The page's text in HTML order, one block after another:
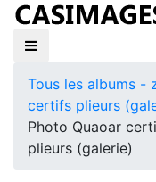
Tous les albums -
certifs plieurs
Photo Quaoar
plieurs (galerie)